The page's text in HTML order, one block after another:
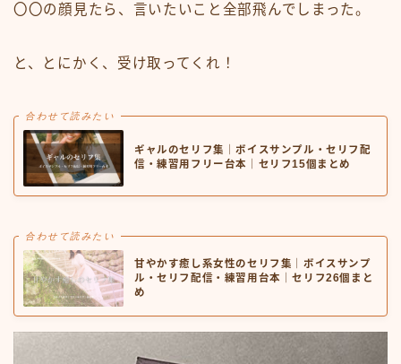
〇〇の顔見たら、言いたいこと全部飛んでしまった。
と、とにかく、受け取ってくれ！
合わせて読みたい
ギャルのセリフ集｜ボイスサンプル・セリフ配
信・練習用フリー台本｜セリフ15個まとめ
合わせて読みたい
甘やかす癒し系女性のセリフ集｜ボイスサンプ
ル・セリフ配信・練習用台本｜セリフ26個まと
め